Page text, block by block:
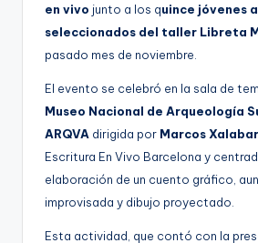
en vivo junto a los quince jóvenes
seleccionados del taller Libreta
pasado mes de noviembre.
El evento se celebró en la sala de
Museo Nacional de Arqueología
ARQVA dirigida por Marcos
Escritura En Vivo Barcelona y
elaboración de un cuento gráfico,
improvisada y dibujo proyectado.
Esta actividad, que contó con la